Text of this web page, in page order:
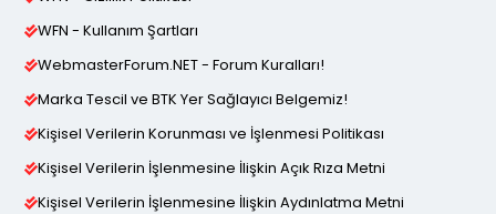
WFN - Kullanım Şartları
WebmasterForum.NET - Forum Kuralları!
Marka Tescil ve BTK Yer Sağlayıcı Belgemiz!
Kişisel Verilerin Korunması ve İşlenmesi Politikası
Kişisel Verilerin İşlenmesine İlişkin Açık Rıza Metni
Kişisel Verilerin İşlenmesine İlişkin Aydınlatma Metni